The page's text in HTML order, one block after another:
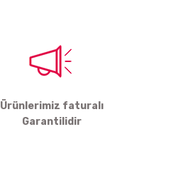
Ürünlerimiz faturalı
Garantilidir